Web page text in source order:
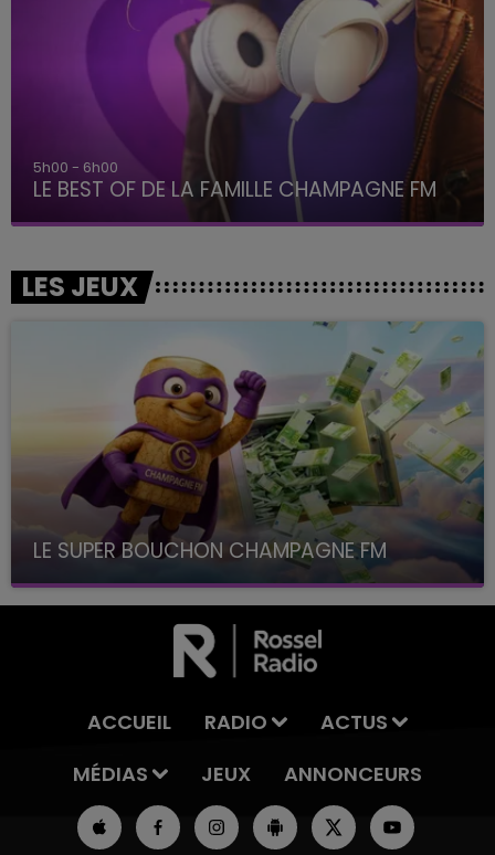
5h00 - 6h00
LE BEST OF DE LA FAMILLE CHAMPAGNE FM
LES JEUX
LE SUPER BOUCHON CHAMPAGNE FM
avec La Famille Champagne FM, à 8H10
ACCUEIL RADIO
ACTUS
MÉDIAS
JEUX ANNONCEURS